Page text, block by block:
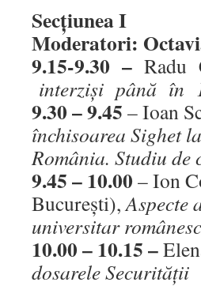
Secţiunea I
Moderatori:
9.15-9.30 – Radu
interzişi până în
9.30 – 9.45 – Ioan
închisoarea Sighet
România. Studiu de
9.45 – 10.00 – Ion
Bucureşti),Aspecte
universitar
10.00 – 10.15 –
dosarele Securităţii